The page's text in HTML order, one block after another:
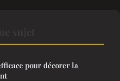
pour décorer la